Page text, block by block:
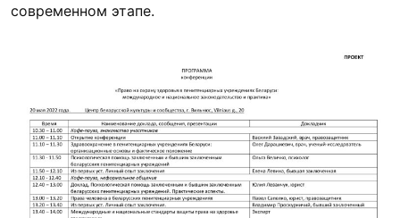
современном этапе.